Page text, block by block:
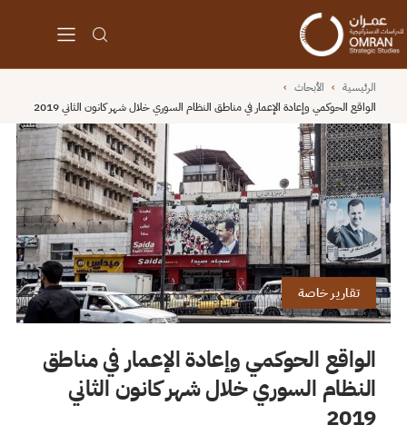
الرئيسية › الأبحاث ›
الواقع الحوكمي وإعادة الإعمار في مناطق النظام السوري خلال شهر كانون الثاني 2019
تقارير خاصة
الواقع الحوكمي وإعادة الإعمار في مناطق
النظام السوري خلال شهر كانون الثاني
2019